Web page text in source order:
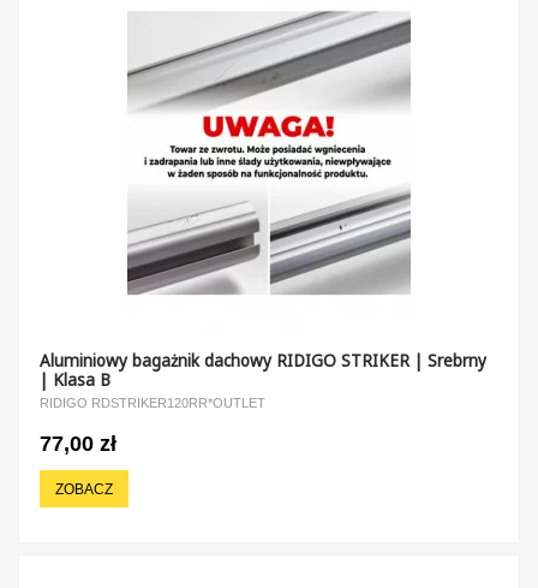
Aluminiowy bagażnik dachowy RIDIGO STRIKER | Srebrny
| Klasa B
RIDIGO RDSTRIKER120RR*OUTLET
77,00 zł
ZOBACZ